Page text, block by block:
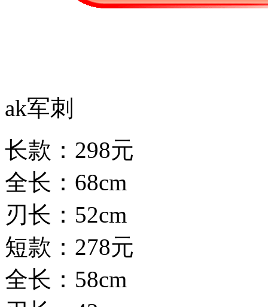
ak军刺
长款：298元
全长：68cm
刃长：52cm
短款：278元
全长：58cm